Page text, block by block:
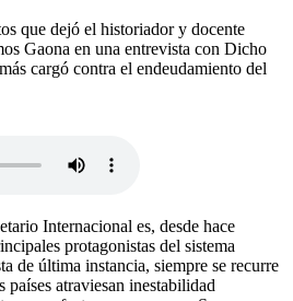
que dejó el historiador y docente
Gaona en una entrevista con Dicho
cargó contra el endeudamiento del
Internacional es, desde hace
protagonistas del sistema
de última instancia, siempre se recurre
países atraviesan inestabilidad